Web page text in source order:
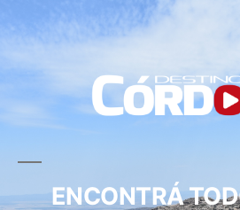
ENCONTRÁ